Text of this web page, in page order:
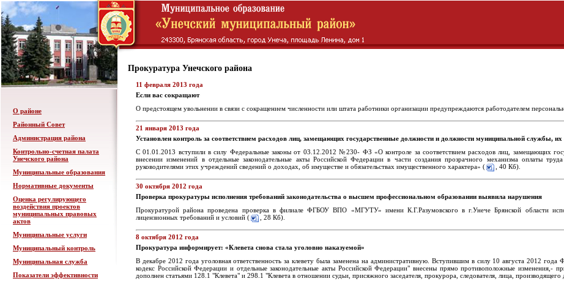
О районе
Районный Совет
Администрация района
Контрольно-счетная палата
Унечского района
Муниципальные образования
Нормативные документы
Оценка регулирующего
воздействия проектов
муниципальных правовых
актов
Муниципальные услуги
Муниципальный контроль
Муниципальная служба
Показатели эффективности
Прокуратура Унечского района
11 февраля 2013 года
Если вас сокращают
О предстоящем увольнении в связи с сокращением численности или штата работники организации предупреждаются работодателем
21 января 2013 года
Установлен контроль за соответствием расходов лиц, замещающих государственные должности и должности муниципальной службы, их
С 01.01.2013 вступили в силу Федеральные законы от 03.12.2012 №230- ФЗ «О контроле за соответствием расходов лиц,
внесении изменений в отдельные законодательные акты Российской Федерации в части создания прозрачного механизма оплаты
руководителями этих учреждений сведений о доходах, об имуществе и обязательствах имущественного характера» (
, 40 Кб).
30 октября 2012 года
Проверка прокуратуры исполнения требований законодательства о высшем профессиональном образовании выявила нарушения
Прокуратурой района проведена проверка в филиале ФГБОУ ВПО «МГУТУ» имени К.Г.Разумовского в г.Унече Брянской области
лицензионных требований и условий (
, 28 Кб).
8 октября 2012 года
Прокуратура информирует: «Клевета снова стала уголовно наказуемой»
В декабре 2012 года уголовная ответственность за клевету была заменена на административную. Вступившим в силу 10 августа 2012
кодекс Российской Федерации и отдельные законодательные акты Российской Федерации" внесены прямо противоположные
дополнен статьями 128.1 "Клевета" и 298.1 "Клевета в отношении судьи, присяжного заседателя, прокурора, следователя, лица, производящего